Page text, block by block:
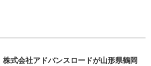
株式会社アドバンスロードが山形県鶴岡